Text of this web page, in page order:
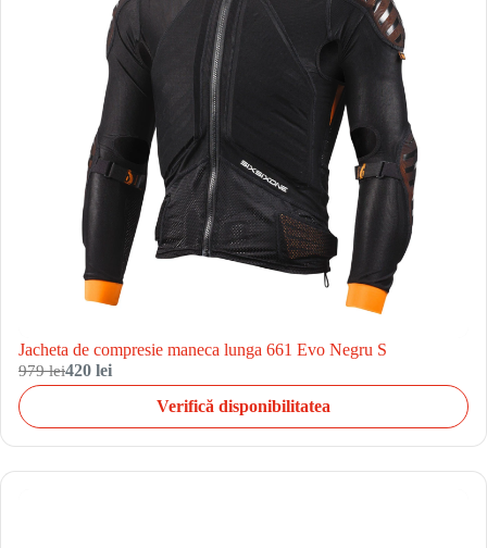
Jacheta de compresie maneca lunga 661 Evo Negru S
979 lei420 lei
Verifică disponibilitatea